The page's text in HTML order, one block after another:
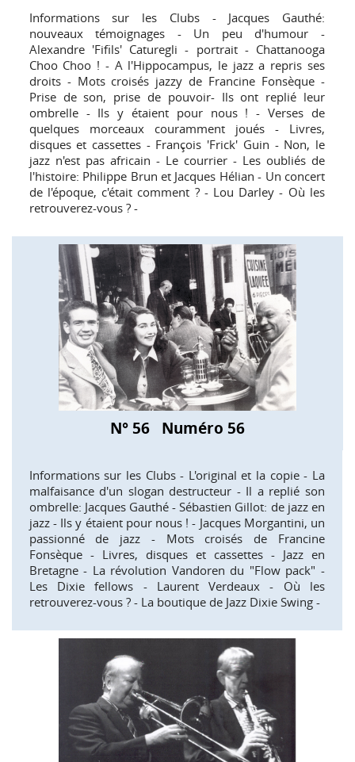
Informations sur les Clubs - Jacques Gauthé:
nouveaux témoignages - Un peu d'humour -
Alexandre 'Fifils' Caturegli - portrait - Chattanooga
Choo Choo ! - A l'Hippocampus, le jazz a repris ses
droits - Mots croisés jazzy de Francine Fonsèque -
Prise de son, prise de pouvoir- Ils ont replié leur
ombrelle - Ils y étaient pour nous ! - Verses de
quelques morceaux couramment joués - Livres,
disques et cassettes - François 'Frick' Guin - Non, le
jazz n'est pas africain - Le courrier - Les oubliés de
l'histoire: Philippe Brun et Jacques Hélian - Un concert
de l'époque, c'était comment ? - Lou Darley - Où les
retrouverez-vous ? -
N° 56 Numéro 56
Informations sur les Clubs - L'original et la copie - La
malfaisance d'un slogan destructeur - Il a replié son
ombrelle: Jacques Gauthé - Sébastien Gillot: de jazz en
jazz - Ils y étaient pour nous ! - Jacques Morgantini, un
passionné de jazz - Mots croisés de Francine
Fonsèque - Livres, disques et cassettes - Jazz en
Bretagne - La révolution Vandoren du "Flow pack" -
Les Dixie fellows - Laurent Verdeaux - Où les
retrouverez-vous ? - La boutique de Jazz Dixie Swing -